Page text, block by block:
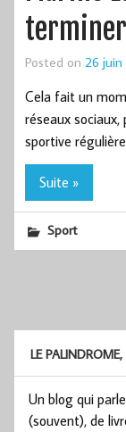
terminer
Posted on 26 juin
Cela fait un
réseaux
sportive
Suite »
Sport
LE
Un blog qui
(souvent), de